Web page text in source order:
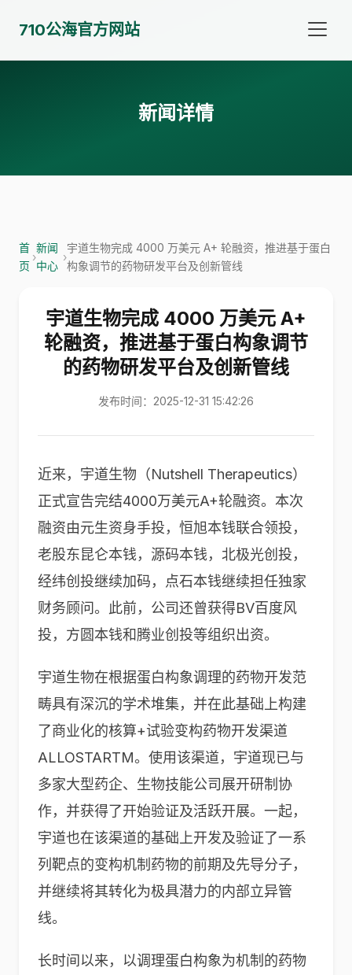
710公海官方网站
新闻详情
首
页
›
新闻
中心
›
宇道生物完成 4000 万美元 A+ 轮融资，推进基于蛋白
构象调节的药物研发平台及创新管线
宇道生物完成 4000 万美元 A+
轮融资，推进基于蛋白构象调节
的药物研发平台及创新管线
发布时间：2025-12-31 15:42:26
近来，宇道生物（Nutshell Therapeutics）
正式宣告完结4000万美元A+轮融资。本次
融资由元生资身手投，恒旭本钱联合领投，
老股东昆仑本钱，源码本钱，北极光创投，
经纬创投继续加码，点石本钱继续担任独家
财务顾问。此前，公司还曾获得BV百度风
投，方圆本钱和腾业创投等组织出资。
宇道生物在根据蛋白构象调理的药物开发范
畴具有深沉的学术堆集，并在此基础上构建
了商业化的核算+试验变构药物开发渠道
ALLOSTARTM。使用该渠道，宇道现已与
多家大型药企、生物技能公司展开研制协
作，并获得了开始验证及活跃开展。一起，
宇道也在该渠道的基础上开发及验证了一系
列靶点的变构机制药物的前期及先导分子，
并继续将其转化为极具潜力的内部立异管
线。
长时间以来，以调理蛋白构象为机制的药物